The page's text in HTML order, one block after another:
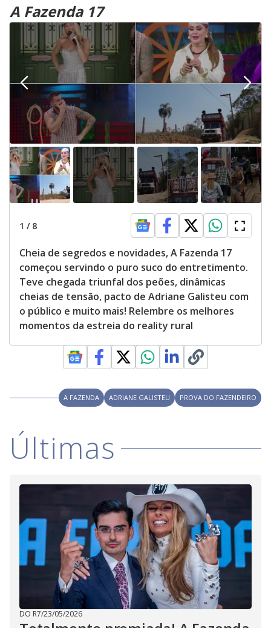
A Fazenda 17
1 / 8
Cheia de segredos e novidades, A Fazenda 17
começou servindo o puro suco do entretimento.
Teve chegada triunfal dos peões, dinâmicas
cheias de tensão, pacto de Adriane Galisteu com
o público e muito mais! Relembre os melhores
momentos da estreia do reality rural
A FAZENDA ADRIANE GALISTEU PROVA DO FAZENDEIRO
Últimas
DO R7/23/05/2026